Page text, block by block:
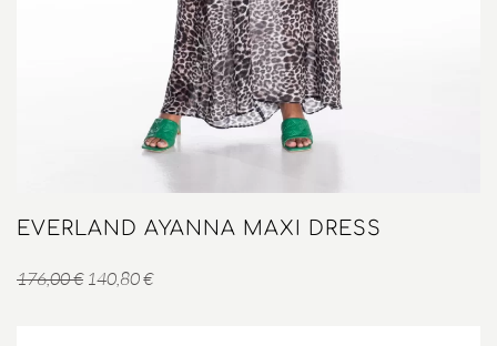
EVERLAND AYANNA MAXI DRESS
176,00€ Original
140,80€Η